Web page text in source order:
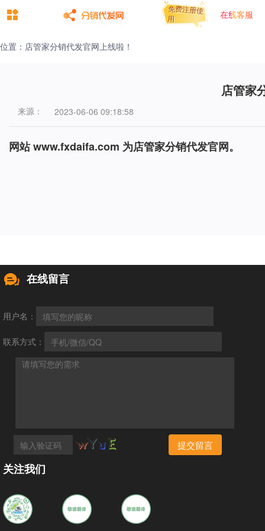
免费注册使
用
免费注册使
用 在线客服
位置：店管家分销代发官网上线啦！
店管家
来源： 2023-06-06 09:18:58
网站www.fxdaifa.com 为店管家分销代发官网。
在线留言
用户名：
联系方式：
提交留言
关注我们